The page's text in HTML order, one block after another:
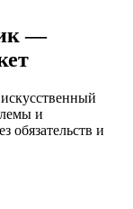
—
и
обязательств и